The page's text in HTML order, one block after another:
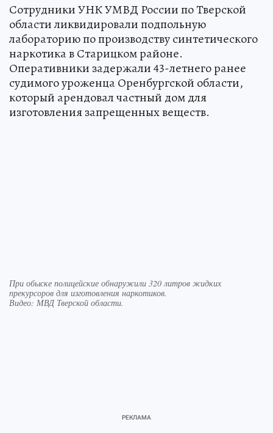
Сотрудники УНК УМВД России по Тверской
области ликвидировали подпольную
лабораторию по производству синтетического
наркотика в Старицком районе.
Оперативники задержали 43-летнего ранее
судимого уроженца Оренбургской области,
который арендовал частный дом для
изготовления запрещенных веществ.
При обыске полицейские обнаружили 320 литров жидких
прекурсоров для изготовления наркотиков.
Видео: МВД Тверской области.